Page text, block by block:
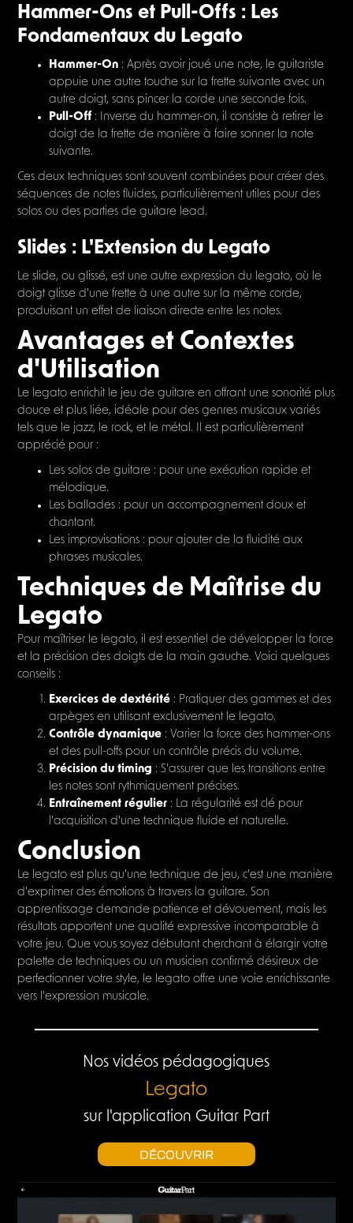
Hammer-Ons et Pull-Offs : Les
Fondamentaux du Legato
Hammer-On : Après avoir joué une note, le guitariste
appuie une autre touche sur la frette suivante avec un
autre doigt, sans pincer la corde une seconde fois.
Pull-Off : Inverse du hammer-on, il consiste à retirer le
doigt de la frette de manière à faire sonner la note
suivante.
Ces deux techniques sont souvent combinées pour créer des
séquences de notes fluides, particulièrement utiles pour des
solos ou des parties de guitare lead.
Slides : L'Extension du Legato
Le slide, ou glissé, est une autre expression du legato, où le
doigt glisse d'une frette à une autre sur la même corde,
produisant un effet de liaison directe entre les notes.
Avantages et Contextes
d'Utilisation
Le legato enrichit le jeu de guitare en offrant une sonorité plus
douce et plus liée, idéale pour des genres musicaux variés
tels que le jazz, le rock, et le métal. Il est particulièrement
apprécié pour :
Les solos de guitare : pour une exécution rapide et
mélodique.
Les ballades : pour un accompagnement doux et
chantant.
Les improvisations : pour ajouter de la fluidité aux
phrases musicales.
Techniques de Maîtrise du
Legato
Pour maîtriser le legato, il est essentiel de développer la force
et la précision des doigts de la main gauche. Voici quelques
conseils :
Exercices de dextérité : Pratiquer des gammes et des
arpèges en utilisant exclusivement le legato.
Contrôle dynamique : Varier la force des hammer-ons
et des pull-offs pour un contrôle précis du volume.
Précision du timing : S'assurer que les transitions entre
les notes sont rythmiquement précises.
Entraînement régulier : La régularité est clé pour
l'acquisition d'une technique fluide et naturelle.
Conclusion
Le legato est plus qu'une technique de jeu, c'est une manière
d'exprimer des émotions à travers la guitare. Son
apprentissage demande patience et dévouement, mais les
résultats apportent une qualité expressive incomparable à
votre jeu. Que vous soyez débutant cherchant à élargir votre
palette de techniques ou un musicien confirmé désireux de
perfectionner votre style, le legato offre une voie enrichissante
vers l'expression musicale.
Nos vidéos pédagogiques
Legato
sur l'application Guitar Part
DÉCOUVRIR